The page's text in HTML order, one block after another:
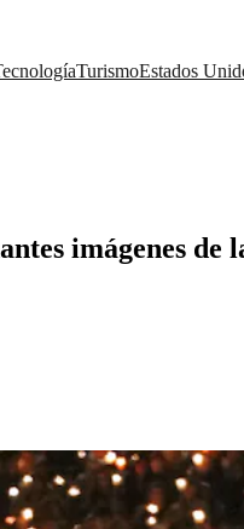
TurismoEstados
imágenes de